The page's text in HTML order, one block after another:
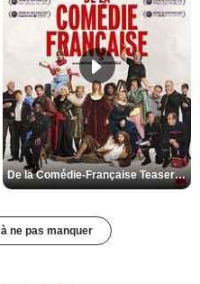
De la Comédie-Française Teaser VF
ne pas manquer